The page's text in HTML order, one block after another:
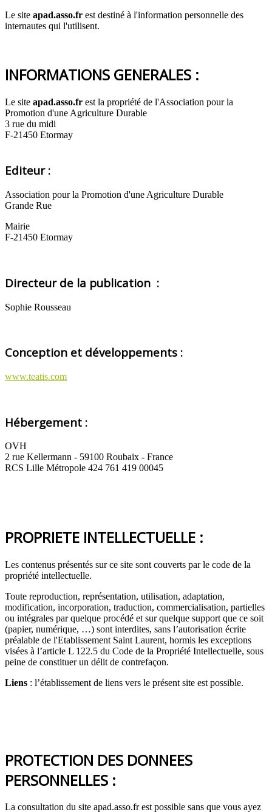
Le site apad.asso.fr est destiné à l'information personnelle des
internautes qui l'utilisent.
INFORMATIONS GENERALES :
Le site apad.asso.fr est la propriété de l'Association pour la
Promotion d'une Agriculture Durable
3 rue du midi
F-21450 Etormay
Editeur :
Association pour la Promotion d'une Agriculture Durable
Grande Rue
Mairie
F-21450 Etormay
Directeur de la publication :
Sophie Rousseau
Conception et développements :
www.teatis.com
Hébergement :
OVH
2 rue Kellermann - 59100 Roubaix - France
RCS Lille Métropole 424 761 419 00045
PROPRIETE INTELLECTUELLE :
Les contenus présentés sur ce site sont couverts par le code de la
propriété intellectuelle.
Toute reproduction, représentation, utilisation, adaptation,
modification, incorporation, traduction, commercialisation, partielles
ou intégrales par quelque procédé et sur quelque support que ce soit
(papier, numérique, …) sont interdites, sans l’autorisation écrite
préalable de l'Etablissement Saint Laurent, hormis les exceptions
visées à l’article L 122.5 du Code de la Propriété Intellectuelle, sous
peine de constituer un délit de contrefaçon.
Liens : l’établissement de liens vers le présent site est possible.
PROTECTION DES DONNEES
PERSONNELLES :
La consultation du site apad.asso.fr est possible sans que vous ayez